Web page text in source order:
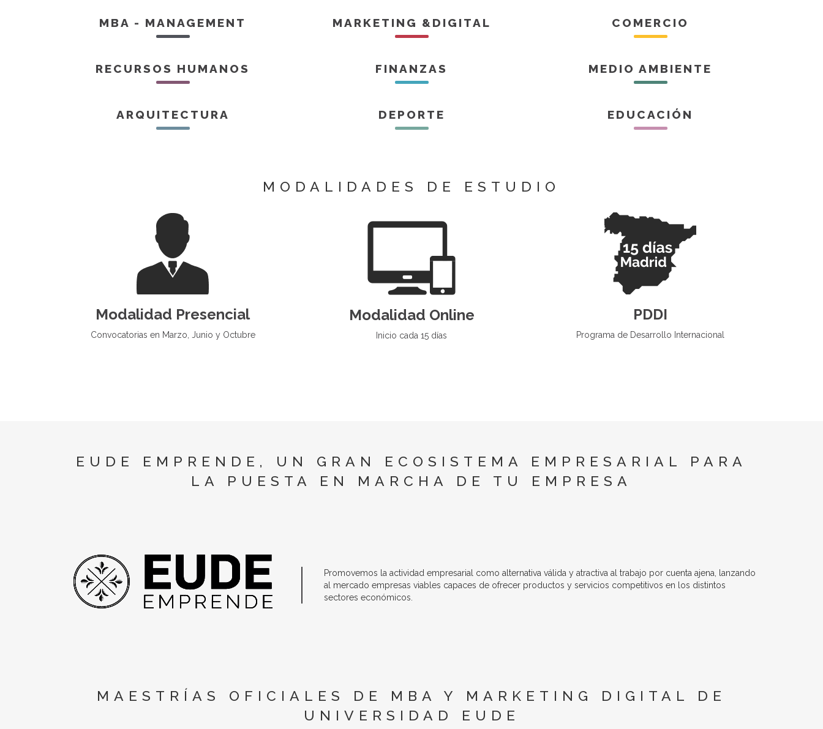
MBA - MANAGEMENT MARKETING &DIGITAL COMERCIO
RECURSOS HUMANOS FINANZAS MEDIO AMBIENTE
ARQUITECTURA DEPORTE EDUCACIÓN
MODALIDADES DE ESTUDIO
Modalidad Presencial
Convocatorias en Marzo, Junio y Octubre
Modalidad Online
Inicio cada 15 días
PDDI
Programa de Desarrollo Internacional
EUDE EMPRENDE, UN GRAN ECOSISTEMA EMPRESARIAL PARA
LA PUESTA EN MARCHA DE TU EMPRESA
Promovemos la actividad empresarial como alternativa válida y atractiva al trabajo por cuenta ajena, lanzando
al mercado empresas viables capaces de ofrecer productos y servicios competitivos en los distintos
sectores económicos.
MAESTRÍAS OFICIALES DE MBA Y MARKETING DIGITAL DE
UNIVERSIDAD EUDE